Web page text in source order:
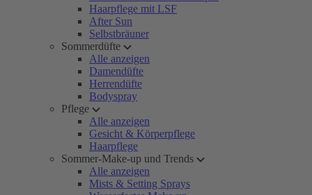
Haarpflege mit LSF
After Sun
Selbstbräuner
Sommerdüfte
Alle anzeigen
Damendüfte
Herrendüfte
Bodyspray
Pflege
Alle anzeigen
Gesicht & Körperpflege
Haarpflege
Sommer-Make-up und Trends
Alle anzeigen
Mists & Setting Sprays